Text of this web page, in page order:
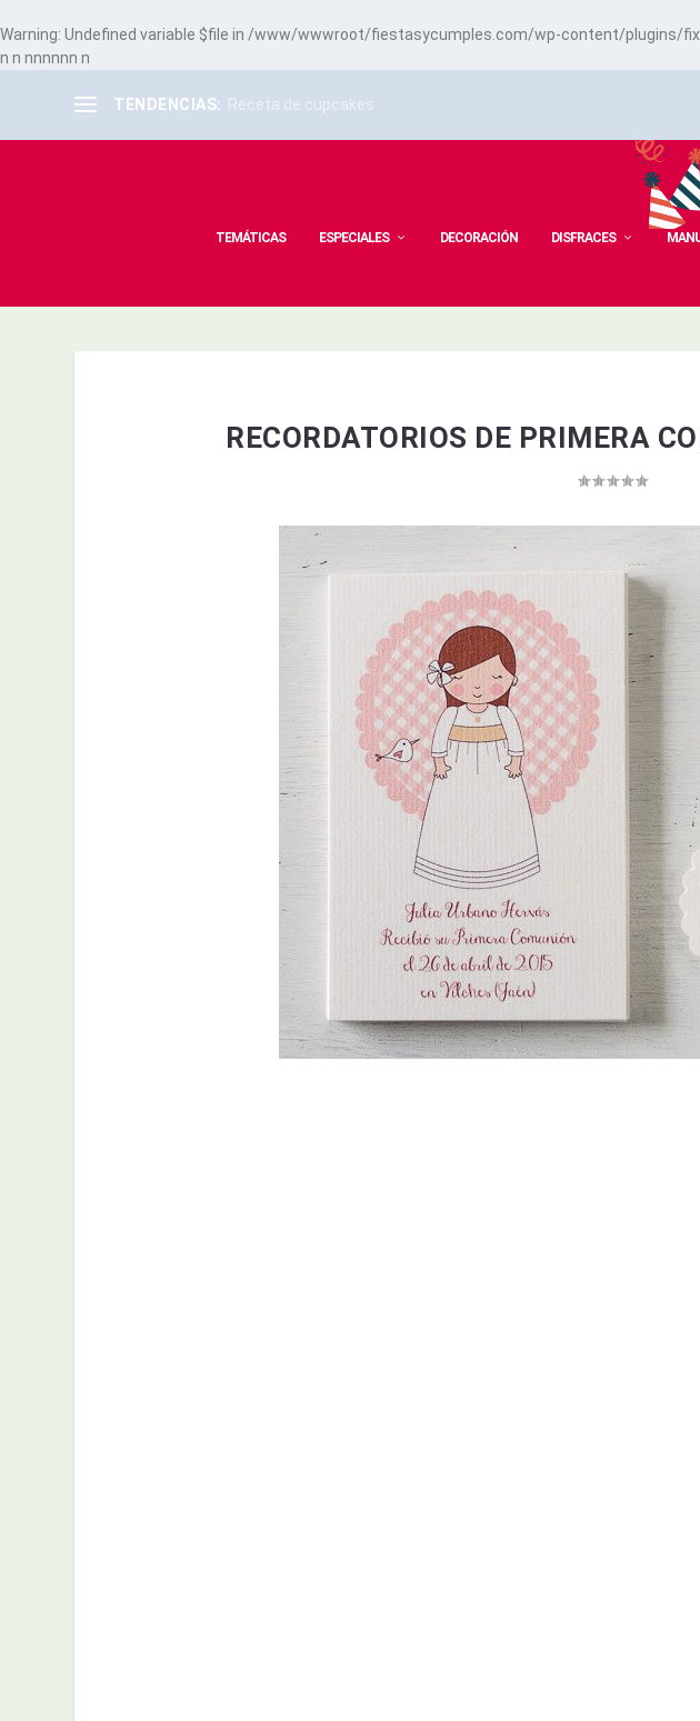
Warning: Undefined variable $file in /www/wwwroot/fiestasycumples.com/wp-content/plugins/
n n nnnnnn n
TENDENCIAS: Receta de cupcakes
TEMÁTICAS ESPECIALES DECORACIÓN DISFRACES
RECORDATORIOS DE PRIMERA